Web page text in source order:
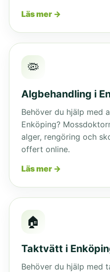
Läs mer →
🦠
Algbehandling i
Behöver du hjälp med
Enköping?
alger, rengöring och
offert online.
Läs mer →
🏠
Taktvätt i
Behöver du hjälp med